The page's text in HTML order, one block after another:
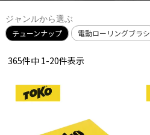
ジャンルから選ぶ
チューンナップ 電動ローリングブラシ
365件中 1-20件表示